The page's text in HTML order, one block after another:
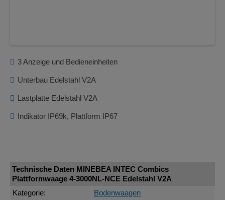
3 Anzeige und Bedieneinheiten
Unterbau Edelstahl V2A
Lastplatte Edelstahl V2A
Indikator IP69k, Plattform IP67
Technische Daten MINEBEA INTEC Combics
Plattformwaage 4-3000NL-NCE Edelstahl V2A
Kategorie:
Bodenwaagen